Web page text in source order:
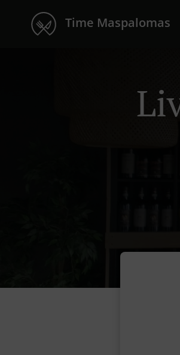
Time Maspalomas